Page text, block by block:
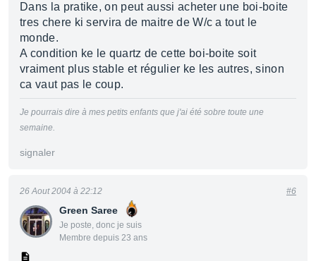
Dans la pratike, on peut aussi acheter une boi-boite
tres chere ki servira de maitre de W/c a tout le
monde.
A condition ke le quartz de cette boi-boite soit
vraiment plus stable et régulier ke les autres, sinon
ca vaut pas le coup.
Je pourrais dire à mes petits enfants que j'ai été sobre toute une
semaine.
signaler
Green Saree
Je poste, donc je suis
Membre depuis 23 ans
26 Aout 2004 à 22:12 #6